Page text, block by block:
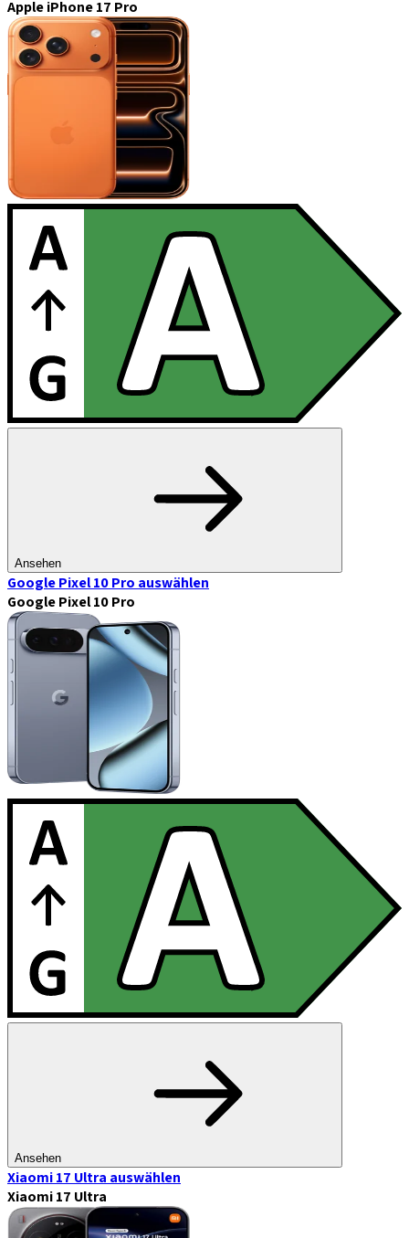
Apple iPhone 17 Pro
Ansehen
Google Pixel 10 Pro auswählen
Google Pixel 10 Pro
Ansehen
Xiaomi 17 Ultra auswählen
Xiaomi 17 Ultra